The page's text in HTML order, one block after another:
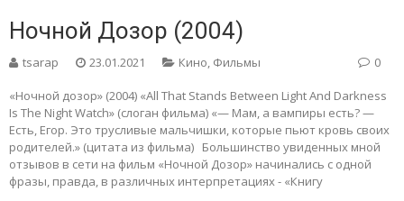
Ночной Дозор (2004)
tsarap 23.01.2021 Кино, Фильмы 0
«Ночной дозор» (2004) «All That Stands Between Light And Darkness
Is The Night Watch» (слоган фильма) «— Мам, а вампиры есть? —
Есть, Егор. Это трусливые мальчишки, которые пьют кровь своих
родителей.» (цитата из фильма) Большинство увиденных мной
отзывов в сети на фильм «Ночной Дозор» начинались с одной
фразы, правда, в различных интерпретациях - «Книгу